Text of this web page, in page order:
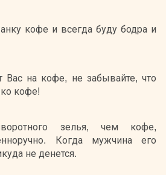
кофе и всегда буду бодра и
Вас на кофе, не забывайте, что
кофе!
зелья, чем кофе,
Когда мужчина его
не денется.